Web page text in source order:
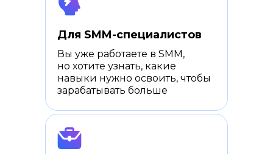
Для SMM-специалистов
Вы уже работаете в SMM,
но хотите узнать, какие
навыки нужно освоить, чтобы
зарабатывать больше